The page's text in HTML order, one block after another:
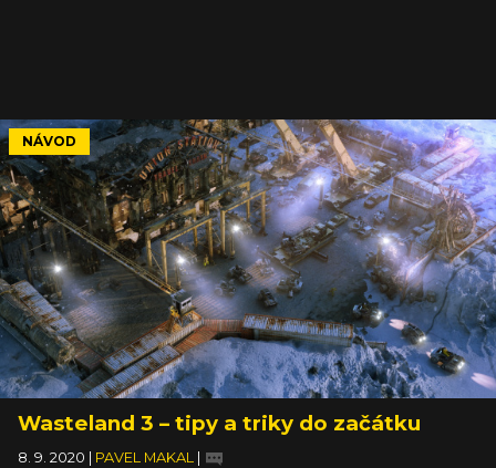
NÁVOD
Wasteland 3 – tipy a triky do začátku
8. 9. 2020 PAVEL MAKAL